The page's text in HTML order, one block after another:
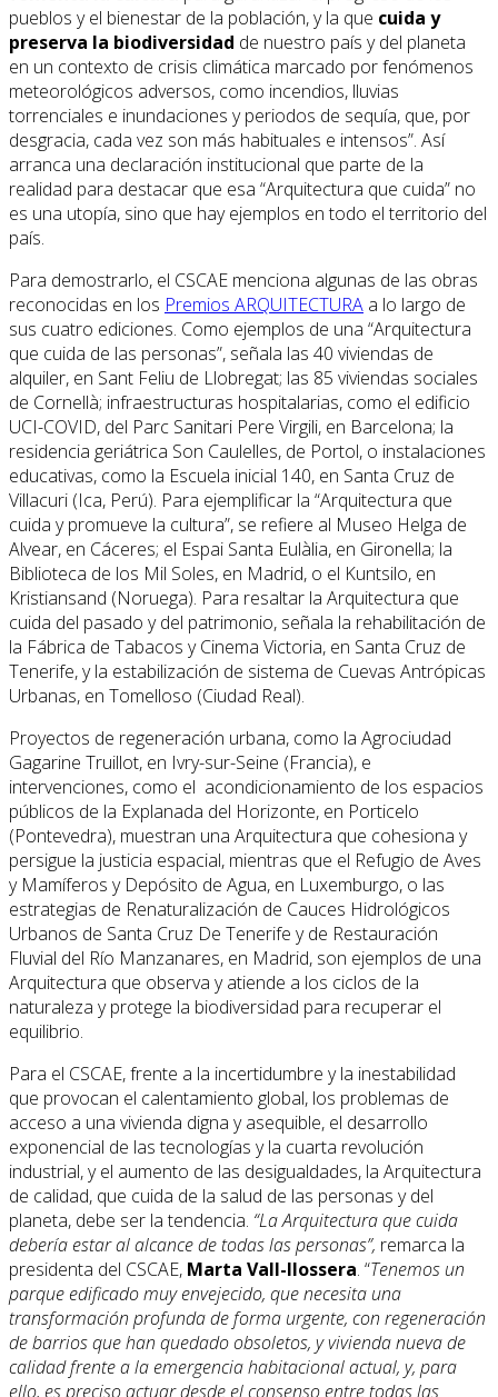
pueblos y el bienestar de la población, y la que cuida y
preserva la biodiversidad de nuestro país y del planeta
en un contexto de crisis climática marcado por fenómenos
meteorológicos adversos, como incendios, lluvias
torrenciales e inundaciones y periodos de sequía, que, por
desgracia, cada vez son más habituales e intensos”. Así
arranca una declaración institucional que parte de la
realidad para destacar que esa “Arquitectura que cuida” no
es una utopía, sino que hay ejemplos en todo el territorio del
país.
Para demostrarlo, el CSCAE menciona algunas de las obras
reconocidas en los Premios ARQUITECTURA a lo largo de
sus cuatro ediciones. Como ejemplos de una “Arquitectura
que cuida de las personas”, señala las 40 viviendas de
alquiler, en Sant Feliu de Llobregat; las 85 viviendas sociales
de Cornellà; infraestructuras hospitalarias, como el edificio
UCI-COVID, del Parc Sanitari Pere Virgili, en Barcelona; la
residencia geriátrica Son Caulelles, de Portol, o instalaciones
educativas, como la Escuela inicial 140, en Santa Cruz de
Villacuri (Ica, Perú). Para ejemplificar la “Arquitectura que
cuida y promueve la cultura”, se refiere al Museo Helga de
Alvear, en Cáceres; el Espai Santa Eulàlia, en Gironella; la
Biblioteca de los Mil Soles, en Madrid, o el Kuntsilo, en
Kristiansand (Noruega). Para resaltar la Arquitectura que
cuida del pasado y del patrimonio, señala la rehabilitación de
la Fábrica de Tabacos y Cinema Victoria, en Santa Cruz de
Tenerife, y la estabilización de sistema de Cuevas Antrópicas
Urbanas, en Tomelloso (Ciudad Real).
Proyectos de regeneración urbana, como la Agrociudad
Gagarine Truillot, en Ivry-sur-Seine (Francia), e
intervenciones, como el acondicionamiento de los espacios
públicos de la Explanada del Horizonte, en Porticelo
(Pontevedra), muestran una Arquitectura que cohesiona y
persigue la justicia espacial, mientras que el Refugio de Aves
y Mamíferos y Depósito de Agua, en Luxemburgo, o las
estrategias de Renaturalización de Cauces Hidrológicos
Urbanos de Santa Cruz De Tenerife y de Restauración
Fluvial del Río Manzanares, en Madrid, son ejemplos de una
Arquitectura que observa y atiende a los ciclos de la
naturaleza y protege la biodiversidad para recuperar el
equilibrio.
Para el CSCAE, frente a la incertidumbre y la inestabilidad
que provocan el calentamiento global, los problemas de
acceso a una vivienda digna y asequible, el desarrollo
exponencial de las tecnologías y la cuarta revolución
industrial, y el aumento de las desigualdades, la Arquitectura
de calidad, que cuida de la salud de las personas y del
planeta, debe ser la tendencia. “La Arquitectura que cuida
debería estar al alcance de todas las personas”, remarca la
presidenta del CSCAE, Marta Vall-llossera. “Tenemos un
parque edificado muy envejecido, que necesita una
transformación profunda de forma urgente, con regeneración
de barrios que han quedado obsoletos, y vivienda nueva de
calidad frente a la emergencia habitacional actual, y, para
ello, es preciso actuar desde el consenso entre todas las